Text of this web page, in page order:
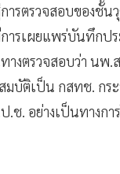
การตรวจสอบของชั้
ารเผยแพร่บันทึกป
างตรวจสอบว่า นพ
บัติเป็น กสทช. กระ
.ช. อย่างเป็นทางกา